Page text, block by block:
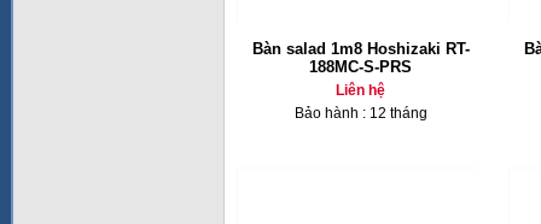
Bàn salad 1m8 Hoshizaki RT-
188MC-S-PRS
Liên hệ
Bảo hành : 12 tháng